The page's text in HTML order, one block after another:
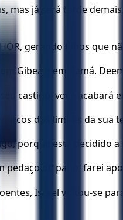
mas já será tarde
gerando filhos que
Gibeá e em Ramá.
castigo, você
dos limites da
porque está decidido
de pano; farei
Israel voltou-se